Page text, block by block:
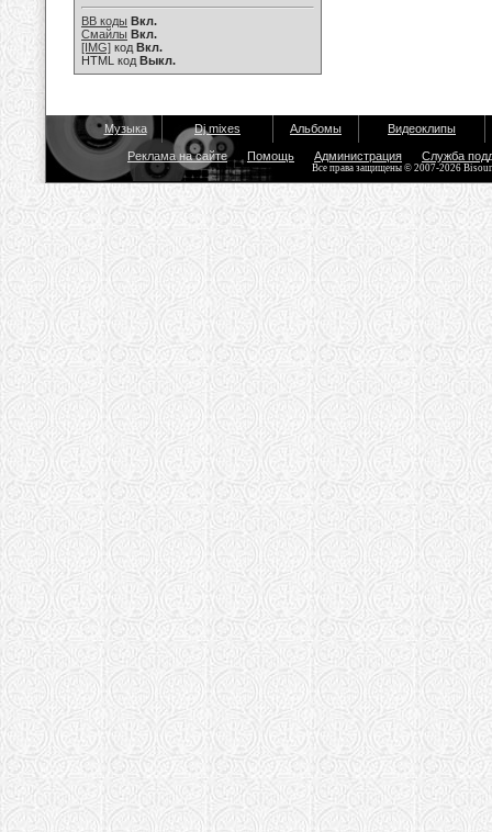
BB коды Вкл.
Смайлы Вкл.
[IMG] код Вкл.
HTML код Выкл.
Музыка Dj mixes Альбомы Видеоклипы
Реклама на сайте Помощь Администрация Служба
Все права защищены © 2007-2026